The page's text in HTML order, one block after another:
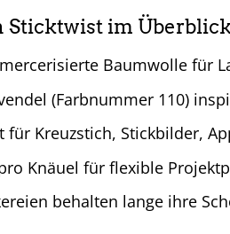
Sticktwist im
Baumwolle für
(Farbnummer 110)
für Kreuzstich, Stickbilder,
Knäuel für flexible
behalten lange ihre